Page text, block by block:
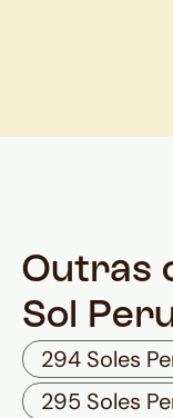
Outras
Sol
294 Soles
295 Soles